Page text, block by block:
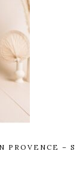
PROVENCE – S